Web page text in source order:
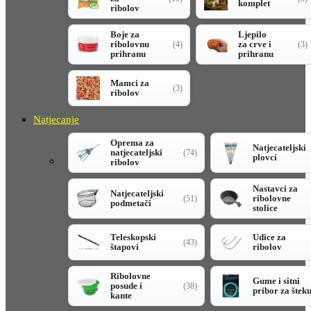
ribolov
komplet
Boje za
ribolovnu
prihranu
(4)
Ljepilo
za crve i
prihranu
(3)
Mamci za
ribolov
(3)
Natjecanje
Oprema za
natjecateljski
ribolov
(74)
Natjecateljski
plovci
Natjecateljski
podmetači
(51)
Nastavci za
ribolovne
stolice
Teleskopski
štapovi
(43)
Udice za
ribolov
Ribolovne
posude i
kante
(38)
Gume i sitni
pribor za šteku